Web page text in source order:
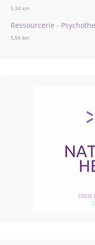
5,34 km
Ressourcerie -
5,56 km